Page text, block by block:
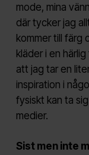
mode, mina
där tycker jag
kommer till färg
kläder i en
att jag tar en
inspiration i
fysiskt kan ta
medier.
Sist men inte